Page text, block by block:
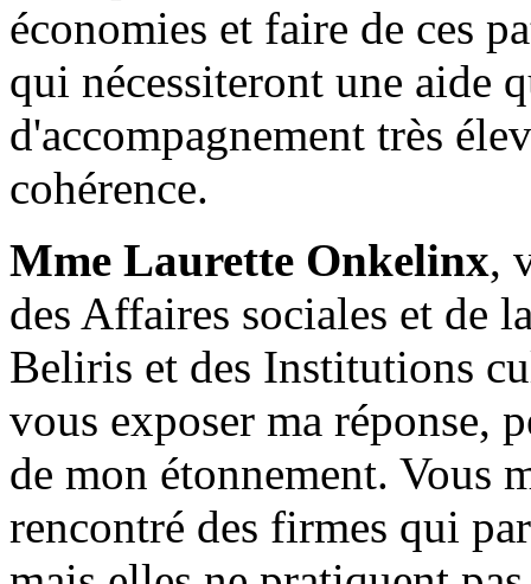
économies et faire de ces
qui nécessiteront une aide
d'accompagnement très
cohérence.
Mme Laurette Onkelinx,
des Affaires sociales et de
Beliris et des Institutions
vous exposer ma réponse,
de mon étonnement. Vous
rencontré des firmes qui